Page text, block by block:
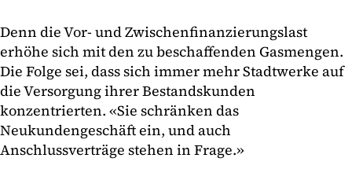
Denn die Vor- und Zwischenfinanzierungslast
erhöhe sich mit den zu beschaffenden Gasmengen.
Die Folge sei, dass sich immer mehr Stadtwerke auf
die Versorgung ihrer Bestandskunden
konzentrierten. «Sie schränken das
Neukundengeschäft ein, und auch
Anschlussverträge stehen in Frage.»